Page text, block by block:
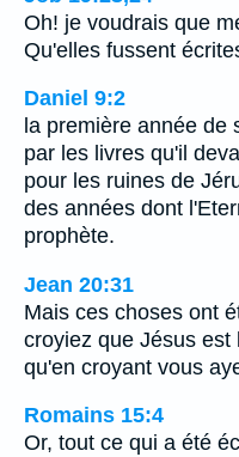
Oh! je voudrais que
Qu'elles fussent
Daniel 9:2
la première année de
par les livres qu'il
pour les ruines de
des années dont
prophète.
Jean 20:31
Mais ces choses ont
croyiez que Jésus
qu'en croyant vous
Romains 15:4
Or, tout ce qui a été